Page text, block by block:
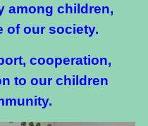
among children,
of our society.
cooperation,
to our children